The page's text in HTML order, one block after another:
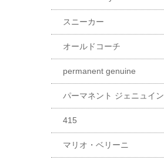
スニーカー
オールドコーチ
permanent genuine
パーマネント ジェニュイン
415
マリオ・ベリーニ